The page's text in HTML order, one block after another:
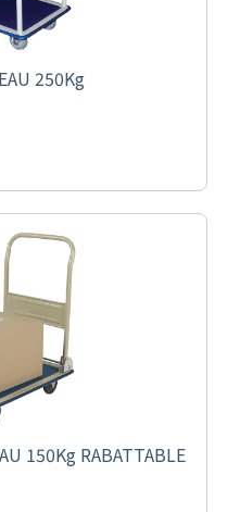
250Kg
150Kg RABATTABLE